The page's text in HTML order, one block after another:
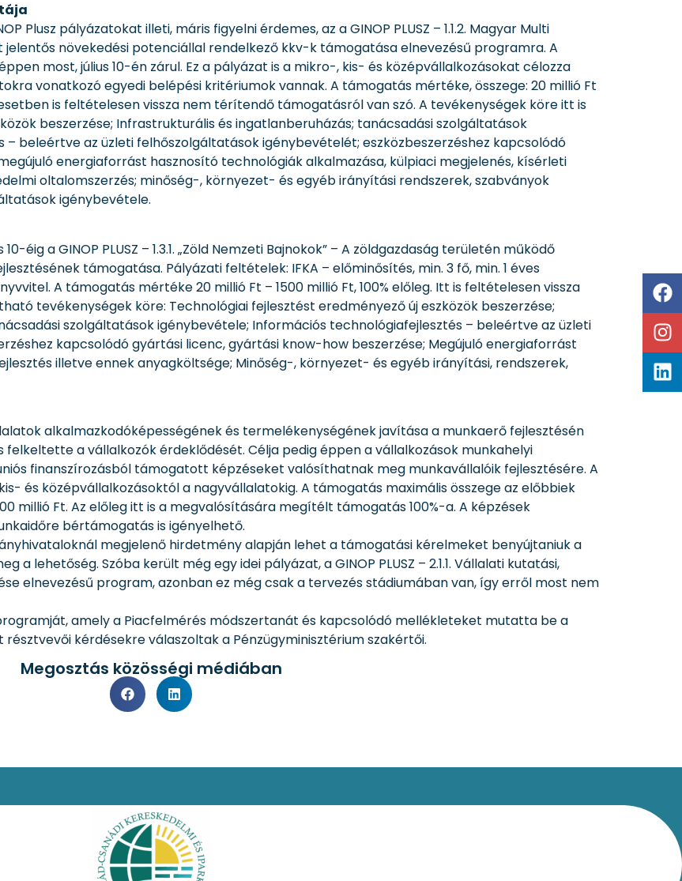
Plusz pályázatokat illeti, máris figyelni érdemes, az a GINOP PLUSZ – 1.1.2. Magyar Multi
növekedési potenciállal rendelkező kkv-k támogatása elnevezésű programra. A
most, július 10-én zárul. Ez a pályázat is a mikro-, kis- és középvállalkozásokat célozza
vonatkozó egyedi belépési kritériumok vannak. A támogatás mértéke, összege: 20 millió Ft
esetben is feltételesen vissza nem térítendő támogatásról van szó. A tevékenységek köre itt is
beszerzése; Infrastrukturális és ingatlanberuházás; tanácsadási szolgáltatások
beleértve az üzleti felhőszolgáltatások igénybevételét; eszközbeszerzéshez kapcsolódó
energiaforrást hasznosító technológiák alkalmazása, külpiaci megjelenés, kísérleti
oltalomszerzés; minőség-, környezet- és egyéb irányítási rendszerek, szabványok
igénybevétele.
éig a GINOP PLUSZ – 1.3.1. „Zöld Nemzeti Bajnokok” – A zöldgazdaság területén működő
támogatása. Pályázati feltételek: IFKA – előminősítés, min. 3 fő, min. 1 éves
A támogatás mértéke 20 millió Ft – 1500 millió Ft, 100% előleg. Itt is feltételesen vissza
tevékenységek köre: Technológiai fejlesztést eredményező új eszközök beszerzése;
szolgáltatások igénybevétele; Információs technológiafejlesztés – beleértve az üzleti
kapcsolódó gyártási licenc, gyártási know-how beszerzése; Megújuló energiaforrást
illetve ennek anyagköltsége; Minőség-, környezet- és egyéb irányítási, rendszerek,
alkalmazkodóképességének és termelékenységének javítása a munkaerő fejlesztésén
a vállalkozók érdeklődését. Célja pedig éppen a vállalkozások munkahelyi
finanszírozásból támogatott képzéseket valósíthatnak meg munkavállalóik fejlesztésére. A
és középvállalkozásoktól a nagyvállalatokig. A támogatás maximális összege az előbbiek
millió Ft. Az előleg itt is a megvalósítására megítélt támogatás 100%-a. A képzések
bértámogatás is igényelhető.
megjelenő hirdetmény alapján lehet a támogatási kérelmeket benyújtaniuk a
a lehetőség. Szóba került még egy idei pályázat, a GINOP PLUSZ – 2.1.1. Vállalati kutatási,
elnevezésű program, azonban ez még csak a tervezés stádiumában van, így erről most nem
amely a Piacfelmérés módszertanát és kapcsolódó mellékleteket mutatta be a
résztvevői kérdésekre válaszoltak a Pénzügyminisztérium szakértői.
Megosztás közösségi médiában